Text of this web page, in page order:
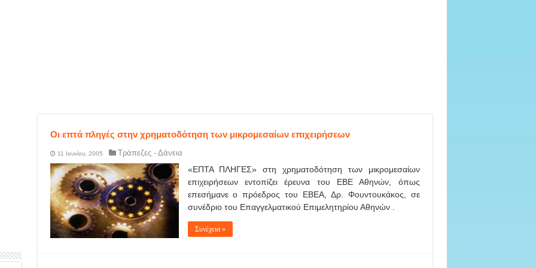
Οι επτά πληγές στην χρηματοδότηση των μικρομεσαίων επιχειρήσεων
11 Ιουνίου, 2005 Τράπεζες - Δάνεια
«ΕΠΤΑ ΠΛΗΓΕΣ» στη χρηματοδότηση των μικρομεσαίων
επιχειρήσεων εντοπίζει έρευνα του ΕΒΕ Αθηνών, όπως
επεσήμανε ο πρόεδρος του ΕΒΕΑ, Δρ. Φουντουκάκος, σε
συνέδριο του Επαγγελματικού Επιμελητηρίου Αθηνών .
Συνέχεια »